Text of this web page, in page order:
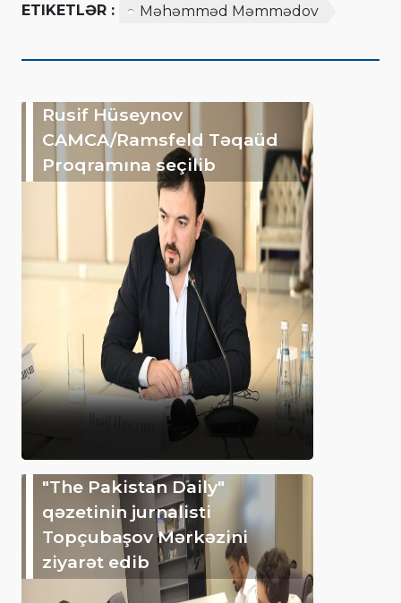
ETIKETLƏR : Məhəmməd Məmmədov
Rusif Hüseynov
CAMCA/Ramsfeld Təqaüd
Proqramına seçilib
"The Pakistan Daily"
qəzetinin jurnalisti
Topçubaşov Mərkəzini
ziyarət edib